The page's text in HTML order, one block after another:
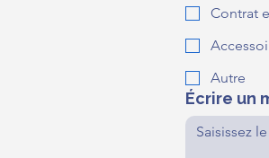
Contrat
Autre
Écrire un